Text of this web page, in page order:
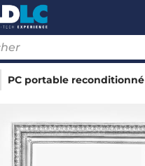
PC portable reconditionné